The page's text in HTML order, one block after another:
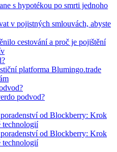
s hypotékou po smrti jednoho
v pojistných smlouvách, abyste
cestování a proč je pojištění
platforma Blumingo.trade
podvod?
od Blockberry: Krok
technologií
od Blockberry: Krok
technologií